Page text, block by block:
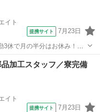
イト
提携サイト 7月23日
休で月の半分はお休み！未
・30代・40代・50代在籍
加工スタッフ／寮完備
イト
提携サイト 7月23日